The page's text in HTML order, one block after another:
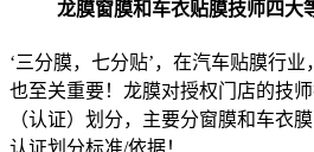
龙膜窗膜和车衣贴膜技师四大
‘三分膜，七分贴’，在汽车贴膜行
也至关重要！龙膜对授权门店的技
（认证）划分，主要分窗膜和车衣